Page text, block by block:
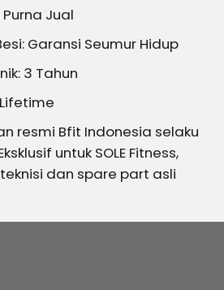
Jual
Garansi Seumur Hidup
3 Tahun
resmi Bfit Indonesia selaku
untuk SOLE Fitness,
dan spare part asli